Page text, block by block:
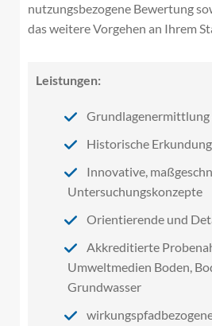
nutzungsbezogene Bewertung
das weitere Vorgehen an Ihrem
Leistungen:
Grundlagenermittlung
Historische
Innovative,
Untersuchungskonzepte
Orientierende und
Akkreditierte
Umweltmedien Boden,
Grundwasser